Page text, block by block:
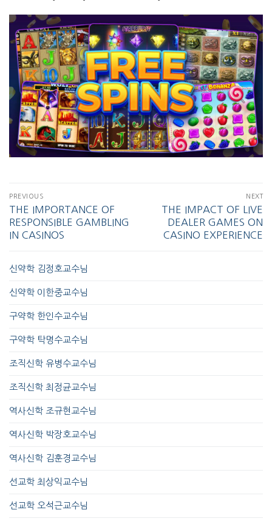
PREVIOUS
THE IMPORTANCE OF
RESPONSIBLE GAMBLING
IN CASINOS
NEXT
THE IMPACT OF LIVE
DEALER GAMES ON
CASINO EXPERIENCE
신약학 김정호교수님
신약학 이한중교수님
구약학 한인수교수님
구약학 탁명수교수님
조직신학 유병수교수님
조직신학 최정균교수님
역사신학 조규현교수님
역사신학 박장호교수님
역사신학 김훈경교수님
선교학 최상익교수님
선교학 오석근교수님